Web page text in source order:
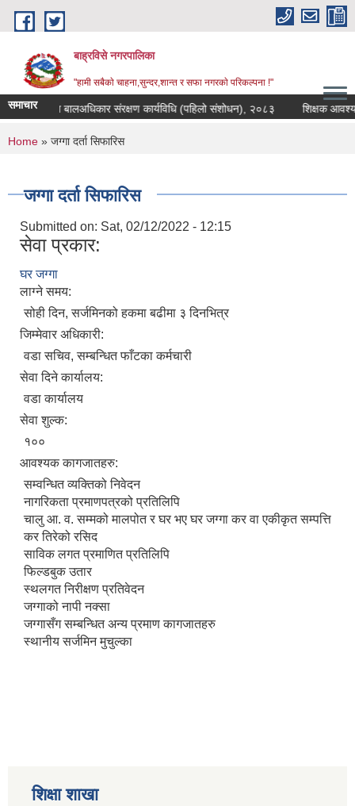
Skip to main content
बाह्रविसे नगरपालिका
"हामी सबैकाे चाहना,सुन्दर,शान्त र सफा नगरकाे परिकल्पना !"
समाचार
शासन तथा बालअधिकार संरक्षण कार्यविधि (पहिलो संशोधन), २०८३ शिक्षक
You are here
Home » जग्गा दर्ता सिफारिस
जग्गा दर्ता सिफारिस
Submitted on: Sat, 02/12/2022 - 12:15
सेवा प्रकार:
घर जग्गा
लाग्ने समय:
सोही दिन, सर्जमिनको हकमा बढीमा ३ दिनभित्र
जिम्मेवार अधिकारी:
वडा सचिव, सम्बन्धित फाँटका कर्मचारी
सेवा दिने कार्यालय:
वडा कार्यालय
सेवा शुल्क:
१००
आवश्यक कागजातहरु:
सम्वन्धित व्यक्तिको निवेदन
नागरिकता प्रमाणपत्रको प्रतिलिपि
चालु आ. व. सम्मको मालपोत र घर भए घर जग्गा कर वा एकीकृत सम्पत्ति
कर तिरेको रसिद
साविक लगत प्रमाणित प्रतिलिपि
फिल्डबुक उतार
स्थलगत निरीक्षण प्रतिवेदन
जग्गाको नापी नक्सा
जग्गासँग सम्बन्धित अन्य प्रमाण कागजातहरु
स्थानीय सर्जमिन मुचुल्का
शिक्षा शाखा